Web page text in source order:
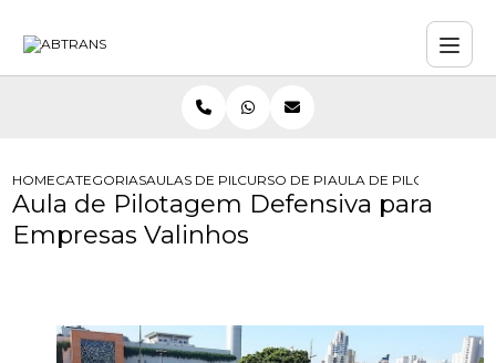
HOMECATEGORIASAULAS DE PILOTAGEM PARA EMPRESAS
CURSO DE PILOTAGEM DE MOTO
AULA DE PILOTAGEM
Aula de Pilotagem Defensiva para
Empresas Valinhos